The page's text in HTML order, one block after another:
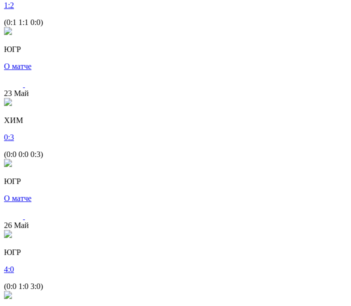
1 :2
(0:1 1:1 0:0)
ЮГР
О матче
23 Май
ХИМ
0:3
(0:0 0:0 0:3)
ЮГР
О матче
26 Май
ЮГР
4:0
(0:0 1:0 3:0)